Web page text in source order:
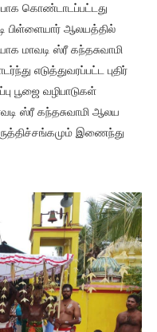
கொண்டாடப்பட்டது
பிள்ளையார் ஆலயத்தில்
மாவடி ஸ்ரீ கந்தசுவாமி
எடுத்துவரப்பட்ட புதிர்
பூஜை வழிபாடுகள்
ஸ்ரீ கந்தசுவாமி ஆலய
இணைந்து